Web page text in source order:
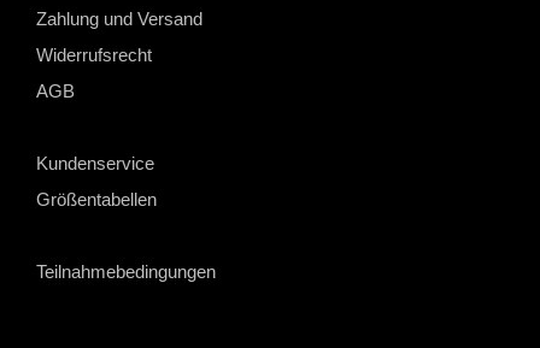
Zahlung und Versand
Widerrufsrecht
AGB
Kundenservice
Größentabellen
Teilnahmebedingungen